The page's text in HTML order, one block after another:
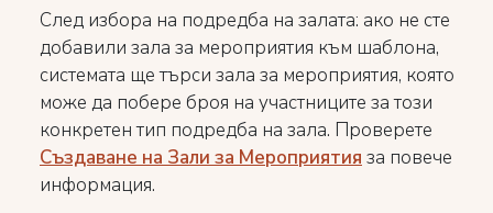
След избора на подредба на залата: ако не сте
добавили зала за мероприятия към шаблона,
системата ще търси зала за мероприятия, която
може да побере броя на участниците за този
конкретен тип подредба на зала. Проверете
Създаване на Зали за Мероприятия за повече
информация.